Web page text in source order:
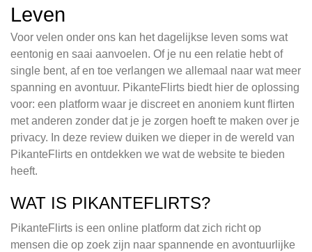
Leven
Voor velen onder ons kan het dagelijkse leven soms wat
eentonig en saai aanvoelen. Of je nu een relatie hebt of
single bent, af en toe verlangen we allemaal naar wat meer
spanning en avontuur. PikanteFlirts biedt hier de oplossing
voor: een platform waar je discreet en anoniem kunt flirten
met anderen zonder dat je je zorgen hoeft te maken over je
privacy. In deze review duiken we dieper in de wereld van
PikanteFlirts en ontdekken we wat de website te bieden
heeft.
WAT IS PIKANTEFLIRTS?
PikanteFlirts is een online platform dat zich richt op
mensen die op zoek zijn naar spannende en avontuurlijke